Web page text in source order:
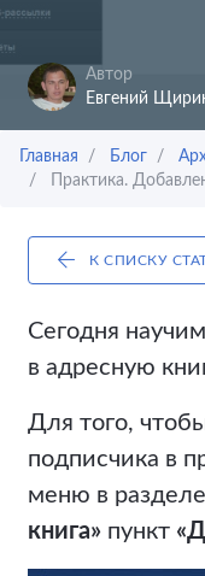
Автор
Евгений
Главная Блог
Практика.
К СПИСКУ
Сегодня
в адресную
Для того,
подписчика в
меню в разделе
книга» пункт